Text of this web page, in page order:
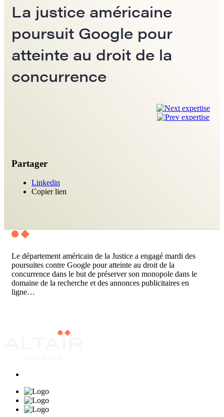
La justice américaine
poursuit Google pour
atteinte au droit de la
concurrence
Partager
Linkedin
Copier lien
Le département américain de la Justice a engagé mardi des
poursuites contre Google pour atteinte au droit de la
concurrence dans le but de préserver son monopole dans le
domaine de la recherche et des annonces publicitaires en
ligne…